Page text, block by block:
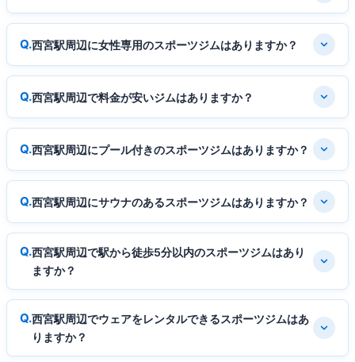
西宮駅周辺に女性専用のスポーツジムはありますか？
西宮駅周辺で料金が安いジムはありますか？
西宮駅周辺にプール付きのスポーツジムはありますか？
西宮駅周辺にサウナのあるスポーツジムはありますか？
西宮駅周辺で駅から徒歩5分以内のスポーツジムはあり
ますか？
西宮駅周辺でウェアをレンタルできるスポーツジムはあ
りますか？